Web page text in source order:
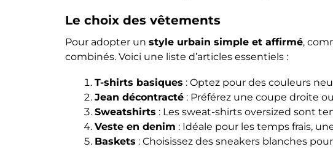
Le choix des vêtements
Pour adopter un style urbain simple et affirmé,
combinés. Voici une liste d’articles essentiels :
T-shirts basiques : Optez pour des couleurs
Jean décontracté : Préférez une coupe droite
Sweatshirts : Les sweat-shirts oversized sont
Veste en denim : Idéale pour les temps frais,
Baskets : Choisissez des sneakers blanches